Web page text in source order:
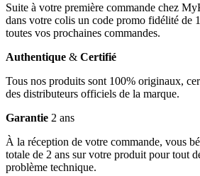
Suite à votre première commande chez
dans votre colis un code promo fidélité de
toutes vos prochaines commandes.
Authentique & Certifié
Tous nos produits sont 100% originaux,
des distributeurs officiels de la marque.
Garantie 2 ans
À la réception de votre commande, vous
totale de 2 ans sur votre produit pour tout
problème technique.